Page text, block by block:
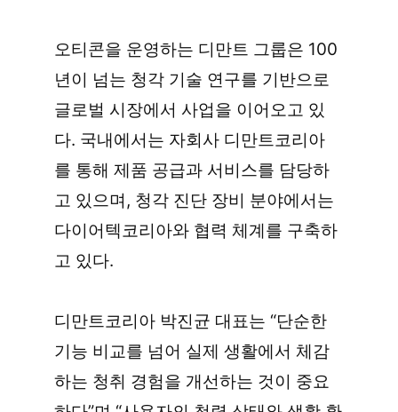
오티콘을 운영하는 디만트 그룹은 100
년이 넘는 청각 기술 연구를 기반으로
글로벌 시장에서 사업을 이어오고 있
다. 국내에서는 자회사 디만트코리아
를 통해 제품 공급과 서비스를 담당하
고 있으며, 청각 진단 장비 분야에서는
다이어텍코리아와 협력 체계를 구축하
고 있다.
디만트코리아 박진균 대표는 “단순한
기능 비교를 넘어 실제 생활에서 체감
하는 청취 경험을 개선하는 것이 중요